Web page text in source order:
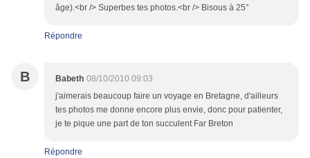
âge).<br /> Superbes tes photos.<br /> Bisous à 25°
Répondre
B Babeth 08/10/2010 09:03
j'aimerais beaucoup faire un voyage en Bretagne, d'ailleurs
tes photos me donne encore plus envie, donc pour patienter,
je te pique une part de ton succulent Far Breton
Répondre